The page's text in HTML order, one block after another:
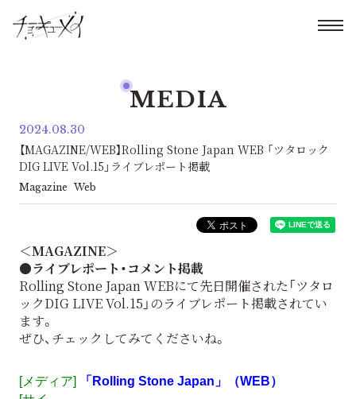
MEDIA
2024.08.30
【MAGAZINE/WEB】Rolling Stone Japan WEB 「ツタロック
DIG LIVE Vol.15」ライブレポート掲載
Magazine Web
＜MAGAZINE＞
●ライブレポート・コメント掲載
Rolling Stone Japan WEBにて先日開催された「ツタロ
ックDIG LIVE Vol.15」のライブレポート掲載されてい
ます。
ぜひ、チェックしてみてくださいね。
[メディア]
「Rolling Stone Japan」（WEB）